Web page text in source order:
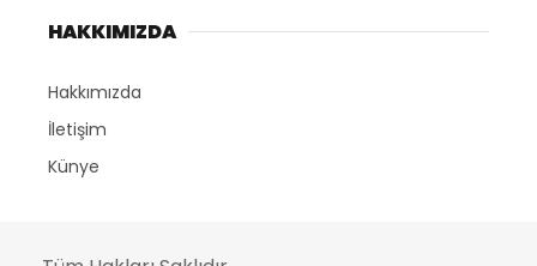
HAKKIMIZDA
Hakkımızda
İletişim
Künye